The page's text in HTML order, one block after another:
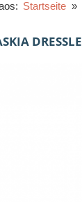
Startseite
DRESSLER